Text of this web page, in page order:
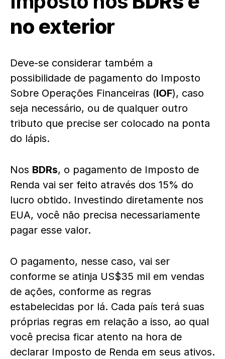
no exterior
Deve-se considerar também a
possibilidade de pagamento do Imposto
Sobre Operações Financeiras (IOF), caso
seja necessário, ou de qualquer outro
tributo que precise ser colocado na ponta
do lápis.
Nos BDRs, o pagamento de Imposto de
Renda vai ser feito através dos 15% do
lucro obtido. Investindo diretamente nos
EUA, você não precisa necessariamente
pagar esse valor.
O pagamento, nesse caso, vai ser
conforme se atinja US$35 mil em vendas
de ações, conforme as regras
estabelecidas por lá. Cada país terá suas
próprias regras em relação a isso, ao qual
você precisa ficar atento na hora de
declarar Imposto de Renda em seus ativos.